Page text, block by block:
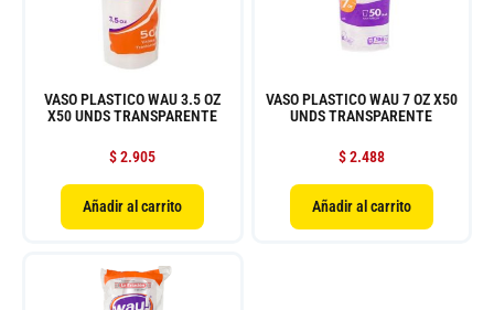
VASO PLASTICO WAU 3.5 OZ
X50 UNDS TRANSPARENTE
$2.905
Añadir al carrito
VASO PLASTICO WAU 7 OZ X50
UNDS TRANSPARENTE
$2.488
Añadir al carrito